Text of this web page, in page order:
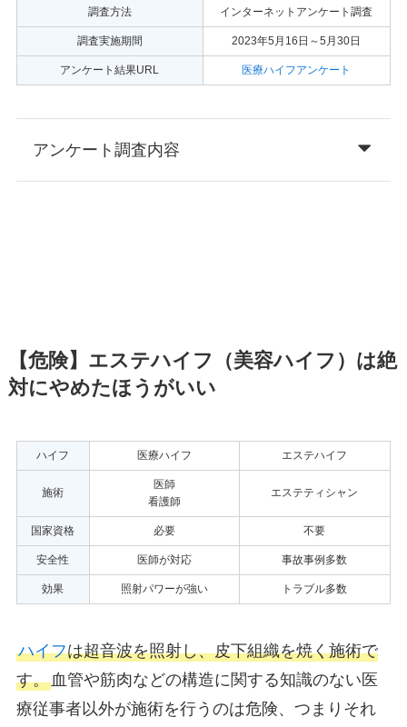
調査方法 インターネットアンケート調査
調査実施期間 2023年5月16日～5月30日
アンケート結果URL 医療ハイフアンケート
アンケート調査内容
【危険】エステハイフ（美容ハイフ）は絶
対にやめたほうがいい
ハイフ 医療ハイフ エステハイフ
施術
医師
看護師
エステティシャン
国家資格 必要 不要
安全性 医師が対応 事故事例多数
効果 照射パワーが強い トラブル多数
ハイフは超音波を照射し、皮下組織を焼く施術で
す。血管や筋肉などの構造に関する知識のない医
療従事者以外が施術を行うのは危険、つまりそれ